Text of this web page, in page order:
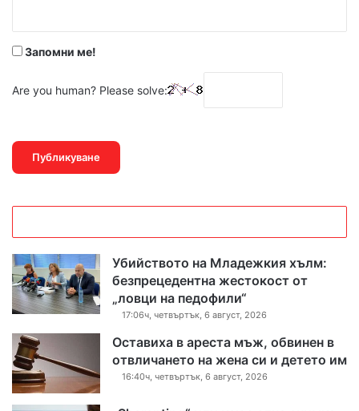
Запомни ме!
Are you human? Please solve:
Убийството на Младежкия хълм:
безпрецедентна жестокост от
„ловци на педофили“
17:06ч, четвъртък, 6 август, 2026
Оставиха в ареста мъж, обвинен в
отвличането на жена си и детето им
16:40ч, четвъртък, 6 август, 2026